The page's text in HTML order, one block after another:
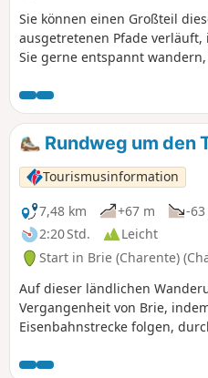
Sie können einen Großteil
ausgetretenen Pfade
Sie gerne entspannt
Rundweg um den
Tourismusinformation
7,48 km
+67 m
-
2:20 Std.
Leicht
Start in Brie (Charente)
Auf dieser ländlichen
Vergangenheit von Brie,
Eisenbahnstrecke folgen,
denen früher Hanf geröstet